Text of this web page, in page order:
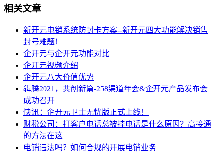
相关文章
新开元电销系统防封卡方案--新开元四大功能解决销售
封号难题！
企开元与企开元功能对比
企开元视频介绍
企开元八大价值优势
犇腾2021，共创新篇-258渠道年会&企开元产品发布会
成功召开
快讯：企开元卫士无忧版正式上线！
财税公司：打客户电话总被挂电话是什么原因？高接通
的方法在这
电销违法吗？如何合规的开展电销业务